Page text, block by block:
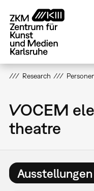
zum
Inhalt
Research
VOCEM
theatre